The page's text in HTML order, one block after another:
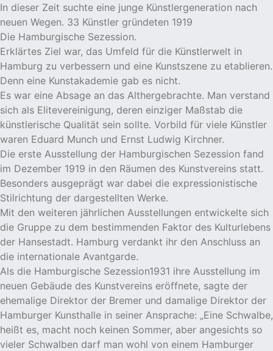
In dieser Zeit suchte eine junge Künstlergeneration nach
neuen Wegen. 33 Künstler gründeten 1919
Die Hamburgische Sezession.
Erklärtes Ziel war, das Umfeld für die Künstlerwelt in
Hamburg zu verbessern und eine Kunstszene zu etablieren.
Denn eine Kunstakademie gab es nicht.
Es war eine Absage an das Althergebrachte. Man verstand
sich als Elitevereinigung, deren einziger Maßstab die
künstlerische Qualität sein sollte. Vorbild für viele Künstler
waren Eduard Munch und Ernst Ludwig Kirchner.
Die erste Ausstellung der Hamburgischen Sezession fand
im Dezember 1919 in den Räumen des Kunstvereins statt.
Besonders ausgeprägt war dabei die expressionistische
Stilrichtung der dargestellten Werke.
Mit den weiteren jährlichen Ausstellungen entwickelte sich
die Gruppe zu dem bestimmenden Faktor des Kulturlebens
der Hansestadt. Hamburg verdankt ihr den Anschluss an
die internationale Avantgarde.
Als die Hamburgische Sezession1931 ihre Ausstellung im
neuen Gebäude des Kunstvereins eröffnete, sagte der
ehemalige Direktor der Bremer und damalige Direktor der
Hamburger Kunsthalle in seiner Ansprache: „Eine Schwalbe,
heißt es, macht noch keinen Sommer, aber angesichts so
vieler Schwalben darf man wohl von einem Hamburger